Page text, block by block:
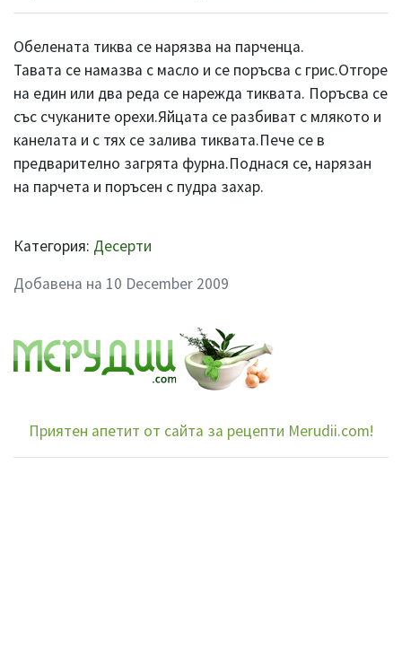
Обелената тиква се нарязва на парченца.
Тавата се намазва с масло и се поръсва с грис.Отгоре
на един или два реда се нарежда тиквата. Поръсва се
със счуканите орехи.Яйцата се разбиват с млякото и
канелата и с тях се залива тиквата.Пече се в
предварително загрята фурна.Поднася се, нарязан
на парчета и поръсен с пудра захар.
Категория: Десерти
Добавена на 10 December 2009
Приятен апетит от сайта за рецепти Merudii.com!